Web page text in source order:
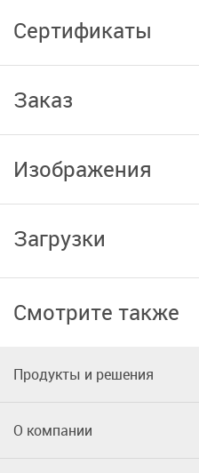
Сертификаты
Заказ
Изображения
Загрузки
Смотрите также
Продукты и решения
О компании